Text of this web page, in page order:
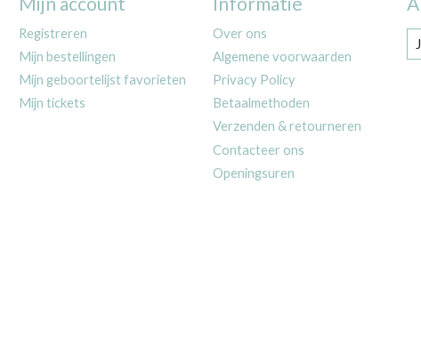
Registreren
Mijn bestellingen
Mijn geboortelijst favorieten
Mijn tickets
Over ons
Algemene voorwaarden
Privacy Policy
Betaalmethoden
Verzenden & retourneren
Contacteer ons
Openingsuren